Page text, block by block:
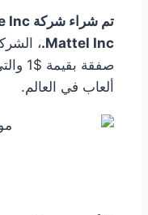
Mattel Inc. ،
صفقة
ألعاب في العالم.